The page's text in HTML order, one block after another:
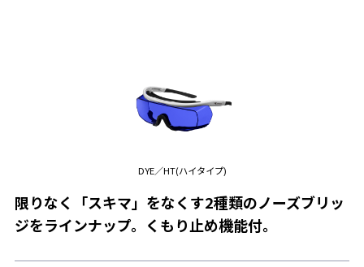
DYE／HT(ハイタイプ)
限りなく「スキマ」をなくす2種類のノーズブリッ
ジをラインナップ。くもり止め機能付。